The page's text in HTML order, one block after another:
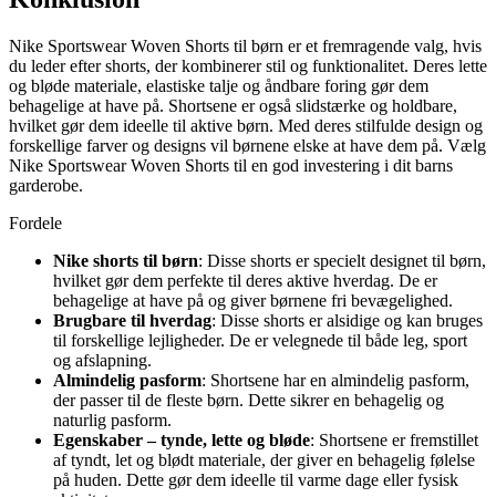
Nike Sportswear Woven Shorts til børn er et fremragende valg, hvis
du leder efter shorts, der kombinerer stil og funktionalitet. Deres lette
og bløde materiale, elastiske talje og åndbare foring gør dem
behagelige at have på. Shortsene er også slidstærke og holdbare,
hvilket gør dem ideelle til aktive børn. Med deres stilfulde design og
forskellige farver og designs vil børnene elske at have dem på. Vælg
Nike Sportswear Woven Shorts til en god investering i dit barns
garderobe.
Fordele
Nike shorts til børn: Disse shorts er specielt designet til børn,
hvilket gør dem perfekte til deres aktive hverdag. De er
behagelige at have på og giver børnene fri bevægelighed.
Brugbare til hverdag: Disse shorts er alsidige og kan bruges
til forskellige lejligheder. De er velegnede til både leg, sport
og afslapning.
Almindelig pasform: Shortsene har en almindelig pasform,
der passer til de fleste børn. Dette sikrer en behagelig og
naturlig pasform.
Egenskaber – tynde, lette og bløde: Shortsene er fremstillet
af tyndt, let og blødt materiale, der giver en behagelig følelse
på huden. Dette gør dem ideelle til varme dage eller fysisk